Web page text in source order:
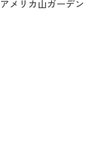
メリカ山ガーデン